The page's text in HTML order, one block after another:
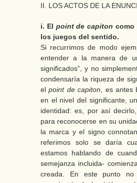
II. LOS ACTOS DE LA
i. El point de capitoncomo
los juegos del sentido.
Si recurrimos de modo
entender a la manera de
significados”, y no
condensaría la riqueza de
elpoint de capiton , es
en el nivel del significante,
identidad: es, por así
para reconocerse en su
la marca y el signo
referimos solo se daría
estamos hablando de
semejanza incluida-
creada. En este punto no